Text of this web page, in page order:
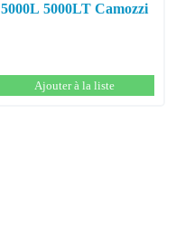
5000L 5000LT Camozzi
Ajouter à la liste